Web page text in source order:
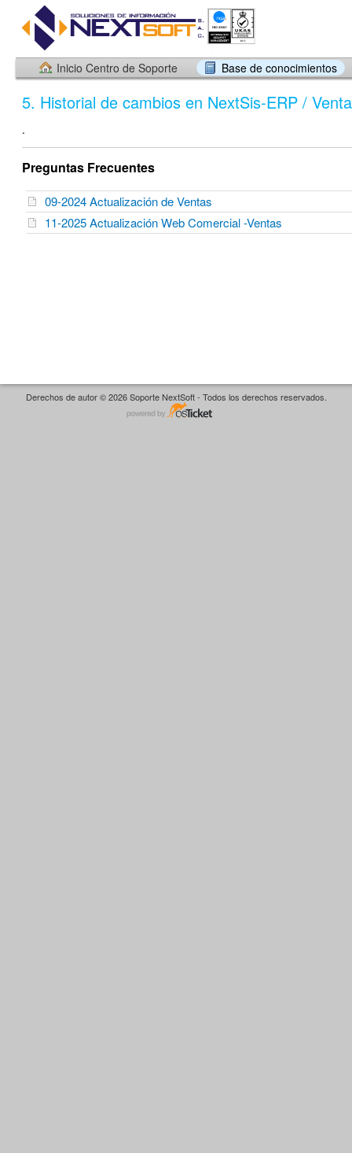
Inicio Centro de Soporte Base de conocimientos
5. Historial de cambios en NextSis-ERP /
.
Preguntas Frecuentes
09-2024 Actualización de Ventas
11-2025 Actualización Web Comercial -Ventas
Derechos de autor © 2026 Soporte NextSoft - Todos los derechos reservados.